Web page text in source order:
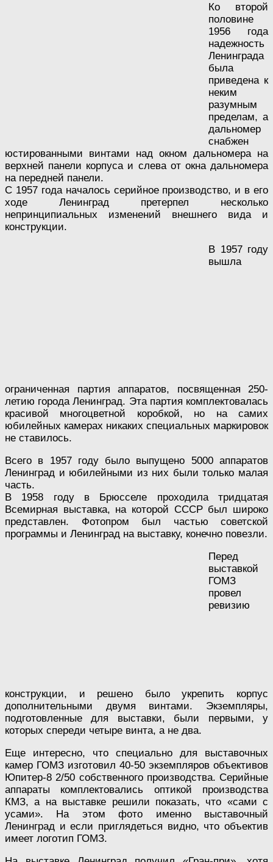
Ко второй
половине
1956 года
надежность
Ленинграда
была
приведена к
неким
разумным
пределам, а
дальномер
снабжен
юстированными винтами над окном дальномера на
верхней панели корпуса и слева от окна дальномера
на передней панели.
С 1957 года началось серийное производство, и в его
ходе Ленинград претерпел несколько
непринципиальных изменений внешнего вида и
конструкции.
В 1957 году
вышла
ограниченная партия аппаратов, посвященная 250-
летию города Ленинград. Эта партия комплектовалась
красивой многоцветной коробкой, но на самих
юбилейных камерах никаких специальных маркировок
не ставилось.
Всего в 1957 году было выпущено 5000 аппаратов
Ленинград и юбилейными из них были только малая
часть.
В 1958 году в Брюсселе проходила тридцатая
Всемирная выставка, на которой СССР был широко
представлен. Фотопром был частью советской
программы и Ленинград на выставку, конечно повезли.
Перед
выставкой
ГОМЗ
провел
ревизию
конструкции, и решено было укрепить корпус
дополнительными двумя винтами. Экземпляры,
подготовленные для выставки, были первыми, у
которых спереди четыре винта, а не два.
Еще интересно, что специально для выставочных
камер ГОМЗ изготовил 40-50 экземпляров объективов
Юпитер-8 2/50 собственного производства. Серийные
аппараты комплектовались оптикой производства
КМЗ, а на выставке решили показать, что «сами с
усами». На этом фото именно выставочный
Ленинград и если приглядеться видно, что объектив
имеет логотип ГОМЗ.